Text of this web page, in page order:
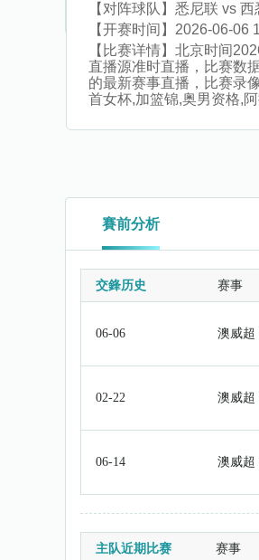
【对阵球队】 悉尼联 vs 西
【开赛时间】 2026-06-06
【比赛详情】 北京时间
直播源准时直播，比赛数
的最新赛事直播，比赛录
首女杯,加篮锦,奥男资格,
賽前分析
交鋒历史 赛事
06-06 澳威超
02-22 澳威超
06-14 澳威超
主队近期比赛 赛事